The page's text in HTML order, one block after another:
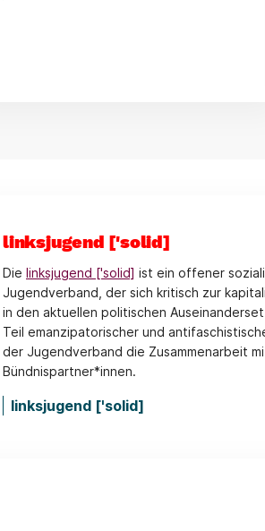
linksjugend ['solid]
Die linksjugend ['solid] ist ein offener
Jugendverband, der sich kritisch zur
in den aktuellen politischen
Teil emanzipatorischer und
der Jugendverband die Zusammenarbeit
Bündnispartner*innen.
linksjugend ['solid]